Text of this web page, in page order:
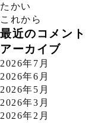
たかい
これから
最近のコメント
アーカイブ
2026年7月
2026年6月
2026年5月
2026年3月
2026年2月